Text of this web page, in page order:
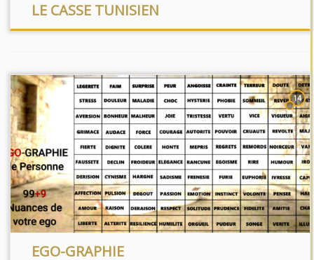
LE CASSE TUNISIEN
14
EGO-GRAPHIE